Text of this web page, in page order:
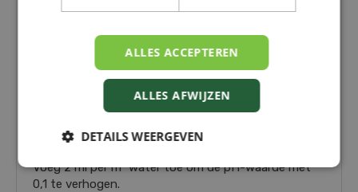
De sterktes van pH Up:
✅ Verhoogt direct de pH-waarde
✅ Zorgt voor een optimale chloorwerking
✅ Compatibel met alle filters & chloorproducten
✅ Gebruiksklaar, vloeibaar product
✅ Geschikt voor zwembad én spa
Voeg 2 ml per m³ water toe om de pH-waarde met
0,1 te verhogen.
ALLES ACCEPTEREN
ALLES AFWIJZEN
DETAILS WEERGEVEN